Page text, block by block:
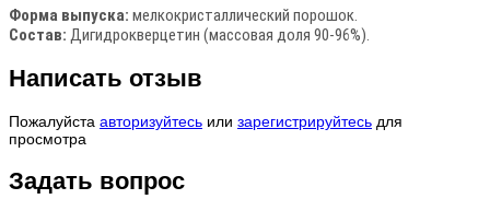
Форма выпуска: мелкокристаллический порошок.
Состав: Дигидрокверцетин (массовая доля 90-96%).
Написать отзыв
Пожалуйста авторизуйтесь или зарегистрируйтесь для
просмотра
Задать вопрос